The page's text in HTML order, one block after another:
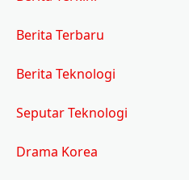
Berita Terbaru
Berita Teknologi
Seputar Teknologi
Drama Korea